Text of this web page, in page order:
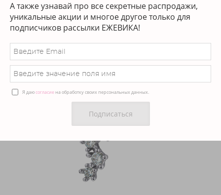
последний экземпляр
А также узнавай про все секретные распродажи,
уникальные акции и многое другое только для
подписчиков рассылки ЕЖЕВИКА!
Я даюсогласие на обработку своих персональных данных.